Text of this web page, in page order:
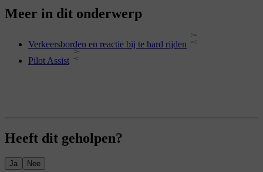
Meer in dit onderwerp
Verkeersborden en reactie bij te hard rijden
Pilot Assist
Heeft dit geholpen?
Ja Nee